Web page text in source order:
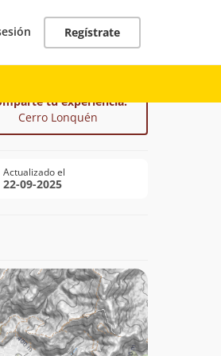
Regístrate
tu experiencia!
Cerro Lonquén
Actualizado el
22-09-2025